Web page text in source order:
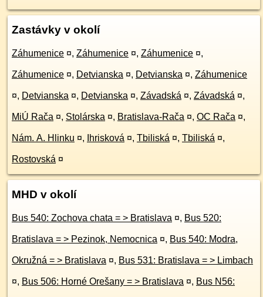
Zastávky v okolí
Záhumenice ¤, Záhumenice ¤, Záhumenice ¤,
Záhumenice ¤, Detvianska ¤, Detvianska ¤, Záhumenice
¤, Detvianska ¤, Detvianska ¤, Závadská ¤, Závadská ¤,
MiÚ Rača ¤, Stolárska ¤, Bratislava-Rača ¤, OC Rača ¤,
Nám. A. Hlinku ¤, Ihrisková ¤, Tbiliská ¤, Tbiliská ¤,
Rostovská ¤
MHD v okolí
Bus 540: Zochova chata = > Bratislava ¤, Bus 520:
Bratislava = > Pezinok, Nemocnica ¤, Bus 540: Modra,
Okružná = > Bratislava ¤, Bus 531: Bratislava = > Limbach
¤, Bus 506: Horné Orešany = > Bratislava ¤, Bus N56: